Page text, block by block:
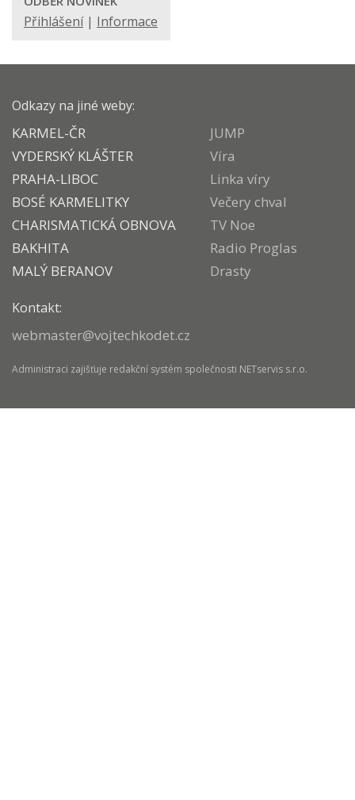
Přihlášení| Informace
Odkazy na jiné weby:
KARMEL-ČR
VYDERSKÝ KLÁŠTER
PRAHA-LIBOC
BOSÉ KARMELITKY
CHARISMATICKÁ OBNOVA
BAKHITA
MALÝ BERANOV
JUMP
Víra
Linka víry
Večery chval
TV Noe
Radio Proglas
Drasty
Kontakt:
webmaster@vojtechkodet.cz
Administraci zajišťuje redakční systém společnosti NETservis s.r.o.